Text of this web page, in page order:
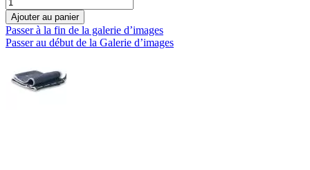
Ajouter au panier
Passer à la fin de la galerie d’images
Passer au début de la Galerie d’images